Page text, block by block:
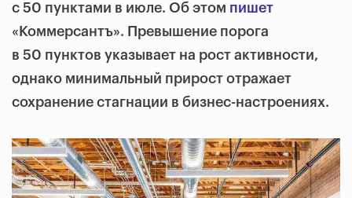
с 50 пунктами в июле. Об этом пишет
«Коммерсантъ». Превышение порога
в 50 пунктов указывает на рост активности,
однако минимальный прирост отражает
сохранение стагнации в бизнес-настроениях.